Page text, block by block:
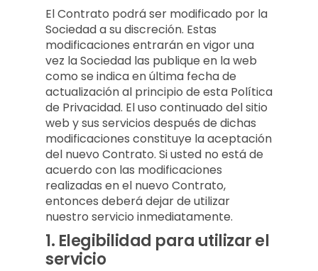
El Contrato podrá ser modificado por la
Sociedad a su discreción. Estas
modificaciones entrarán en vigor una
vez la Sociedad las publique en la web
como se indica en última fecha de
actualización al principio de esta Política
de Privacidad. El uso continuado del sitio
web y sus servicios después de dichas
modificaciones constituye la aceptación
del nuevo Contrato. Si usted no está de
acuerdo con las modificaciones
realizadas en el nuevo Contrato,
entonces deberá dejar de utilizar
nuestro servicio inmediatamente.
1. Elegibilidad para utilizar el
servicio